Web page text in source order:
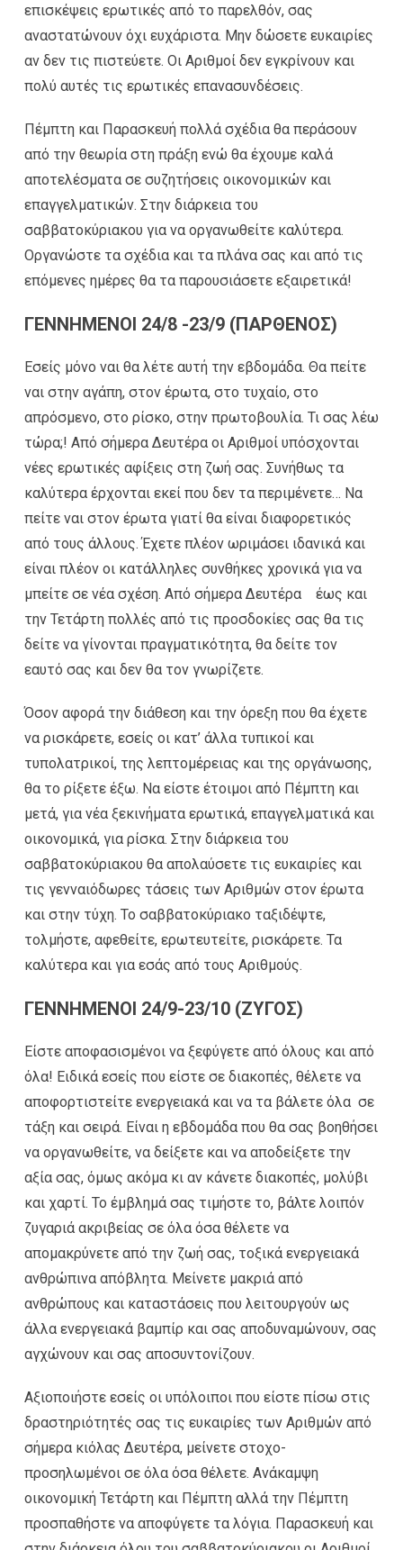
επισκέψεις ερωτικές από το παρελθόν, σας
αναστατώνουν όχι ευχάριστα. Μην δώσετε ευκαιρίες
αν δεν τις πιστεύετε. Οι Αριθμοί δεν εγκρίνουν και
πολύ αυτές τις ερωτικές επανασυνδέσεις.
Πέμπτη και Παρασκευή πολλά σχέδια θα περάσουν
από την θεωρία στη πράξη ενώ θα έχουμε καλά
αποτελέσματα σε συζητήσεις οικονομικών και
επαγγελματικών. Στην διάρκεια του
σαββατοκύριακου για να οργανωθείτε καλύτερα.
Οργανώστε τα σχέδια και τα πλάνα σας και από τις
επόμενες ημέρες θα τα παρουσιάσετε εξαιρετικά!
ΓΕΝΝΗΜΕΝΟΙ 24/8 -23/9 (ΠΑΡΘΕΝΟΣ)
Εσείς μόνο ναι θα λέτε αυτή την εβδομάδα. Θα πείτε
ναι στην αγάπη, στον έρωτα, στο τυχαίο, στο
απρόσμενο, στο ρίσκο, στην πρωτοβουλία. Τι σας λέω
τώρα;! Από σήμερα Δευτέρα οι Αριθμοί υπόσχονται
νέες ερωτικές αφίξεις στη ζωή σας. Συνήθως τα
καλύτερα έρχονται εκεί που δεν τα περιμένετε… Να
πείτε ναι στον έρωτα γιατί θα είναι διαφορετικός
από τους άλλους. Έχετε πλέον ωριμάσει ιδανικά και
είναι πλέον οι κατάλληλες συνθήκες χρονικά για να
μπείτε σε νέα σχέση. Από σήμερα Δευτέρα έως και
την Τετάρτη πολλές από τις προσδοκίες σας θα τις
δείτε να γίνονται πραγματικότητα, θα δείτε τον
εαυτό σας και δεν θα τον γνωρίζετε.
Όσον αφορά την διάθεση και την όρεξη που θα έχετε
να ρισκάρετε, εσείς οι κατ’ άλλα τυπικοί και
τυπολατρικοί, της λεπτομέρειας και της οργάνωσης,
θα το ρίξετε έξω. Να είστε έτοιμοι από Πέμπτη και
μετά, για νέα ξεκινήματα ερωτικά, επαγγελματικά και
οικονομικά, για ρίσκα. Στην διάρκεια του
σαββατοκύριακου θα απολαύσετε τις ευκαιρίες και
τις γενναιόδωρες τάσεις των Αριθμών στον έρωτα
και στην τύχη. Το σαββατοκύριακο ταξιδέψτε,
τολμήστε, αφεθείτε, ερωτευτείτε, ρισκάρετε. Τα
καλύτερα και για εσάς από τους Αριθμούς.
ΓΕΝΝΗΜΕΝΟΙ 24/9-23/10 (ΖΥΓΟΣ)
Είστε αποφασισμένοι να ξεφύγετε από όλους και από
όλα! Ειδικά εσείς που είστε σε διακοπές, θέλετε να
αποφορτιστείτε ενεργειακά και να τα βάλετε όλα σε
τάξη και σειρά. Είναι η εβδομάδα που θα σας βοηθήσει
να οργανωθείτε, να δείξετε και να αποδείξετε την
αξία σας, όμως ακόμα κι αν κάνετε διακοπές, μολύβι
και χαρτί. Το έμβλημά σας τιμήστε το, βάλτε λοιπόν
ζυγαριά ακριβείας σε όλα όσα θέλετε να
απομακρύνετε από την ζωή σας, τοξικά ενεργειακά
ανθρώπινα απόβλητα. Μείνετε μακριά από
ανθρώπους και καταστάσεις που λειτουργούν ως
άλλα ενεργειακά βαμπίρ και σας αποδυναμώνουν, σας
αγχώνουν και σας αποσυντονίζουν.
Αξιοποιήστε εσείς οι υπόλοιποι που είστε πίσω στις
δραστηριότητές σας τις ευκαιρίες των Αριθμών από
σήμερα κιόλας Δευτέρα, μείνετε στοχο-
προσηλωμένοι σε όλα όσα θέλετε. Ανάκαμψη
οικονομική Τετάρτη και Πέμπτη αλλά την Πέμπτη
προσπαθήστε να αποφύγετε τα λόγια. Παρασκευή και